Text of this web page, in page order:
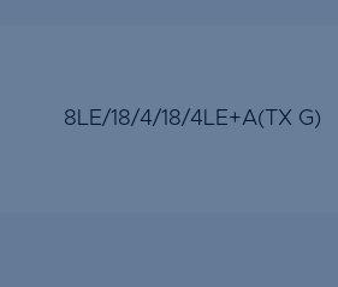
8LE/18/4/18/4LE+A(TX G)